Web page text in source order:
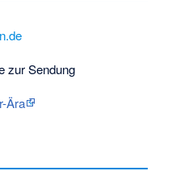
zur Sendung
Ära